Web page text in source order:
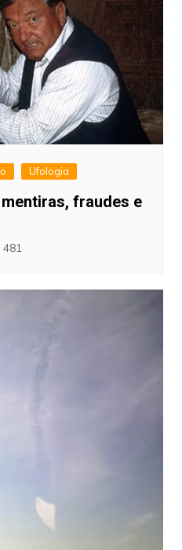
Ufologia
fraudes e
481